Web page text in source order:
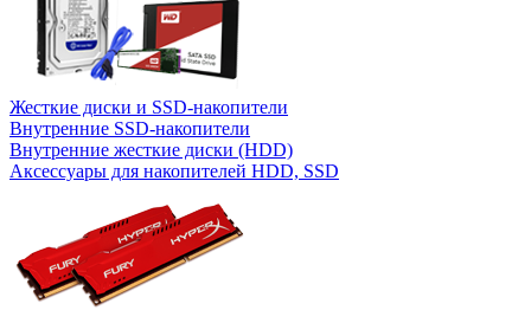
Жесткие диски и SSD-накопители
Внутренние SSD-накопители
Внутренние жесткие диски (HDD)
Аксессуары для накопителей HDD, SSD